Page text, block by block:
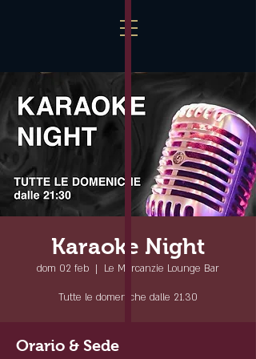
Karaoke Night
dom 02 feb
  |
Le Mercanzie Lounge Bar
Tutte le domeniche dalle 21.30
Orario & Sede